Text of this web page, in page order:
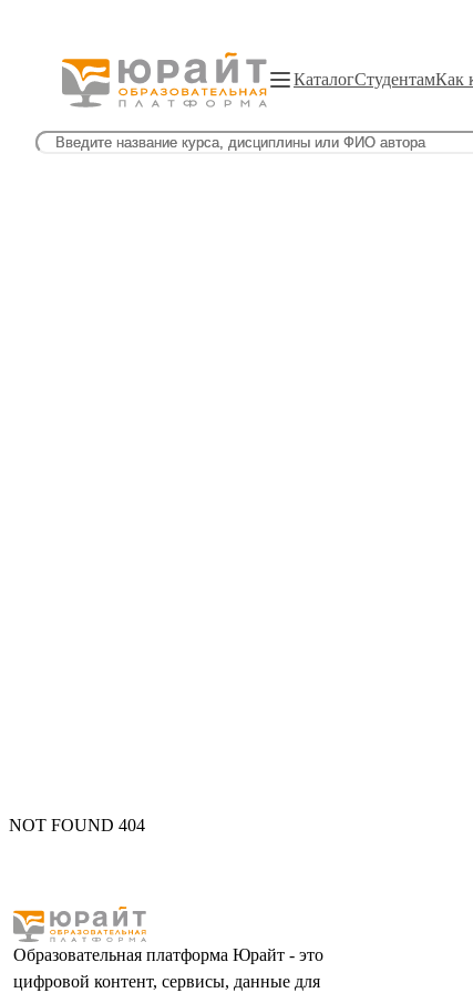
КаталогСтудентамКак
NOT FOUND 404
Образовательная платформа Юрайт - это
цифровой контент, сервисы, данные для